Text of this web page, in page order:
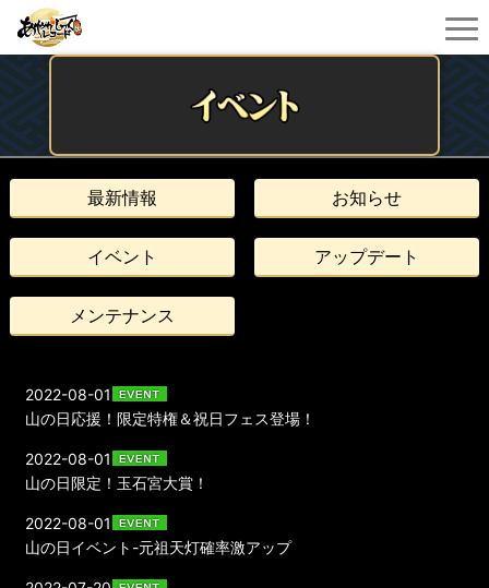
最新情報 お知らせ
イベント アップデート
メンテナンス
山の日応援！限定特権＆祝日フェス登場！
2022-08-01
山の日限定！玉石宮大賞！
2022-08-01
山の日イベント-元祖天灯確率激アップ
2022-08-01